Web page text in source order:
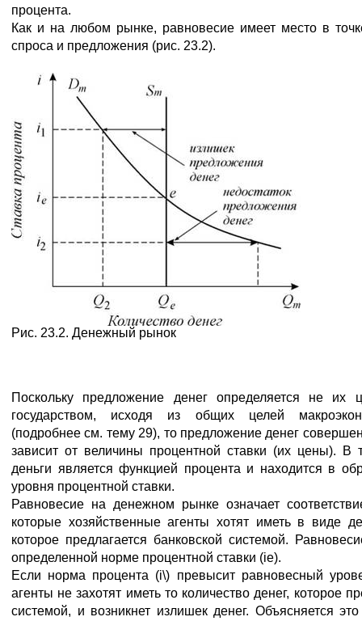
процента.
Как и на любом рынке, равновесие имеет место в
спроса и предложения (рис. 23.2).
Рис. 23.2. Денежный рынок
Поскольку предложение денег определяется не их
государством, исходя из общих целей
(подробнее см. тему 29), то предложение денег
зависит от величины процентной ставки (их цены).
деньги является функцией процента и находится в
уровня процентной ставки.
Равновесие на денежном рынке означает
которые хозяйственные агенты хотят иметь в виде
которое предлагается банковской системой.
определенной норме процентной ставки (ie).
Если норма процента (i\) превысит равновесный
агенты не захотят иметь то количество денег, которое
системой, и возникнет излишек денег. Объясняется